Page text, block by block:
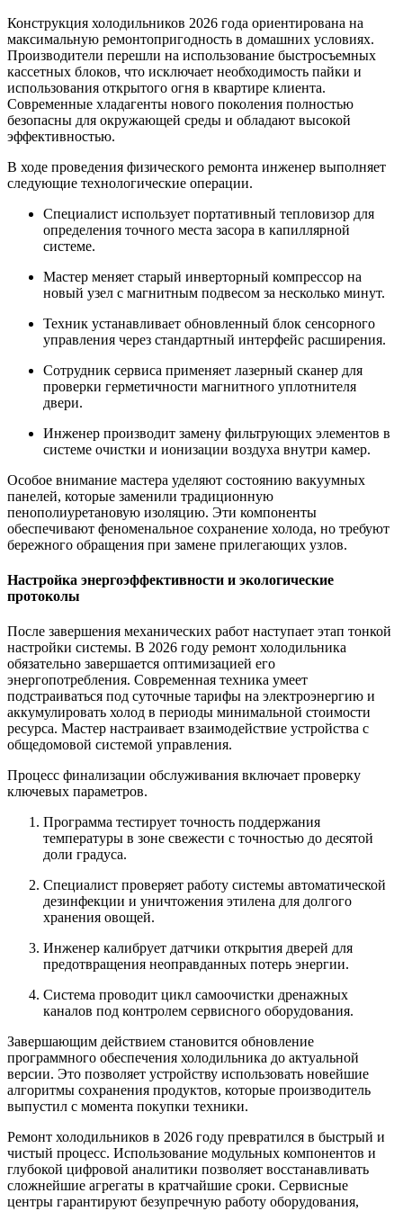
Конструкция холодильников 2026 года ориентирована на
максимальную ремонтопригодность в домашних условиях.
Производители перешли на использование быстросъемных
кассетных блоков, что исключает необходимость пайки и
использования открытого огня в квартире клиента.
Современные хладагенты нового поколения полностью
безопасны для окружающей среды и обладают высокой
эффективностью.
В ходе проведения физического ремонта инженер выполняет
следующие технологические операции.
Специалист использует портативный тепловизор для
определения точного места засора в капиллярной
системе.
Мастер меняет старый инверторный компрессор на
новый узел с магнитным подвесом за несколько минут.
Техник устанавливает обновленный блок сенсорного
управления через стандартный интерфейс расширения.
Сотрудник сервиса применяет лазерный сканер для
проверки герметичности магнитного уплотнителя
двери.
Инженер производит замену фильтрующих элементов в
системе очистки и ионизации воздуха внутри камер.
Особое внимание мастера уделяют состоянию вакуумных
панелей, которые заменили традиционную
пенополиуретановую изоляцию. Эти компоненты
обеспечивают феноменальное сохранение холода, но требуют
бережного обращения при замене прилегающих узлов.
Настройка энергоэффективности и экологические
протоколы
После завершения механических работ наступает этап тонкой
настройки системы. В 2026 году ремонт холодильника
обязательно завершается оптимизацией его
энергопотребления. Современная техника умеет
подстраиваться под суточные тарифы на электроэнергию и
аккумулировать холод в периоды минимальной стоимости
ресурса. Мастер настраивает взаимодействие устройства с
общедомовой системой управления.
Процесс финализации обслуживания включает проверку
ключевых параметров.
Программа тестирует точность поддержания
температуры в зоне свежести с точностью до десятой
доли градуса.
Специалист проверяет работу системы автоматической
дезинфекции и уничтожения этилена для долгого
хранения овощей.
Инженер калибрует датчики открытия дверей для
предотвращения неоправданных потерь энергии.
Система проводит цикл самоочистки дренажных
каналов под контролем сервисного оборудования.
Завершающим действием становится обновление
программного обеспечения холодильника до актуальной
версии. Это позволяет устройству использовать новейшие
алгоритмы сохранения продуктов, которые производитель
выпустил с момента покупки техники.
Ремонт холодильников в 2026 году превратился в быстрый и
чистый процесс. Использование модульных компонентов и
глубокой цифровой аналитики позволяет восстанавливать
сложнейшие агрегаты в кратчайшие сроки. Сервисные
центры гарантируют безупречную работу оборудования,